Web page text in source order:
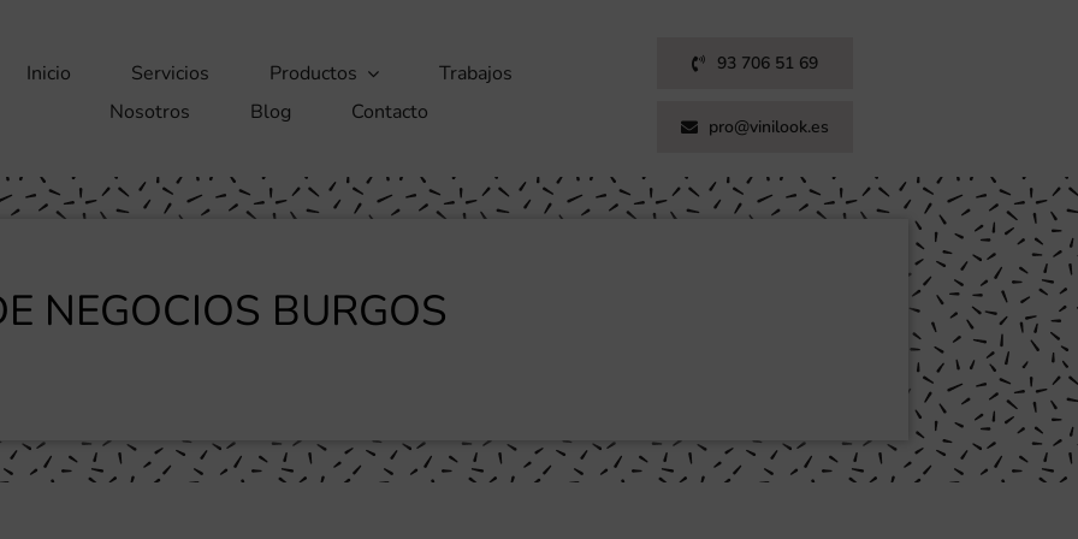
Inicio Servicios Productos
Trabajos
Nosotros
Blog Contacto
93 706 51 69
pro@vinilook.es
NEGOCIOS BURGOS